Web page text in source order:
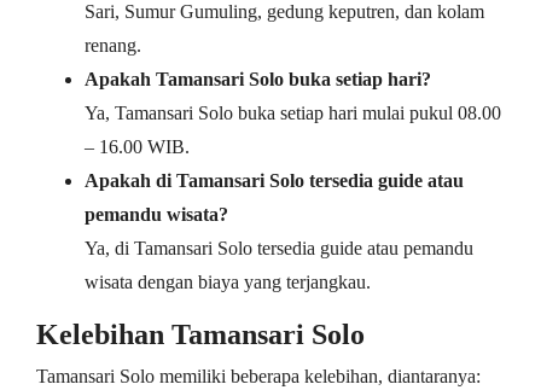
Sari, Sumur Gumuling, gedung keputren, dan kolam
renang.
Apakah Tamansari Solo buka setiap hari?
Ya, Tamansari Solo buka setiap hari mulai pukul 08.00
– 16.00 WIB.
Apakah di Tamansari Solo tersedia guide atau
pemandu wisata?
Ya, di Tamansari Solo tersedia guide atau pemandu
wisata dengan biaya yang terjangkau.
Kelebihan Tamansari Solo
Tamansari Solo memiliki beberapa kelebihan, diantaranya: